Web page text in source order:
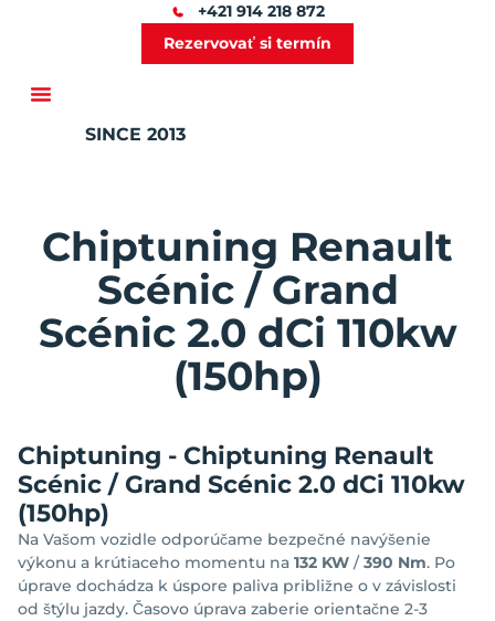
+421 914 218 872
Rezervovať si termín
SINCE 2013
Chiptuning Renault
Scénic / Grand
Scénic 2.0 dCi 110kw
(150hp)
Chiptuning - Chiptuning Renault
Scénic / Grand Scénic 2.0 dCi 110kw
(150hp)
Na Vašom vozidle odporúčame bezpečné navýšenie
výkonu a krútiaceho momentu na 132 KW /390 Nm. Po
úprave dochádza k úspore paliva približne o v závislosti
od štýlu jazdy. Časovo úprava zaberie orientačne 2-3